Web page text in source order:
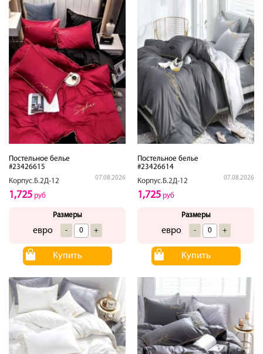
Постельное белье
#23426615
Корпус.Б.2Д-12
07.08.2026
1,725 руб
Размеры
евро - +
Купить
Постельное белье
#23426614
Корпус.Б.2Д-12
07.08.2026
1,725 руб
Размеры
евро - +
Купить